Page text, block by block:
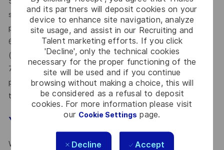
and its partners will deposit cookies on your
device to enhance site navigation, analyze
site usage, and assist in our Recruiting and
Talent marketing efforts. If you click
'Decline', only the technical cookies
necessary for the proper functioning of the
site will be used and if you continue
browsing without making a choice, this will
be considered as a refusal to deposit
cookies. For more information please visit
our Cookie Settings page.
Decline Accept
sales content and tools, and ensuring their quality in
partnership with Product & Marketing teams.
6. Designing and managing the sales training ecosystem
(academy, onboarding, events).
7. Monitoring, analyzing, and adjusting commercial incentive
plans to align them with business priorities and contribute
to collective performance.
Your profile
With a master's degree or equivalent (Bac+5 level), you